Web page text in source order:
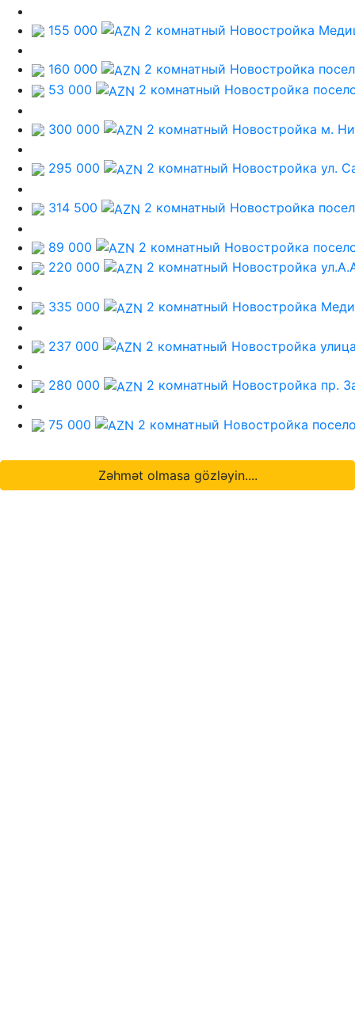
155 000 2 комнатный Новостройка
160 000 2 комнатный Новостройка
53 000
2 комнатный Новостройка
300 000 2 комнатный Новостройка м.
295 000 2 комнатный Новостройка ул.
314 500 2 комнатный Новостройка
89 000 2 комнатный Новостройка
220 000
2 комнатный Новостройка
335 000 2 комнатный Новостройка
237 000 2 комнатный Новостройка
280 000 2 комнатный Новостройка пр.
75 000 2 комнатный Новостройка
Zəhmət olmasa gözləyin....